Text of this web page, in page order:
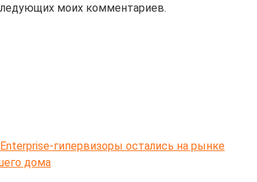
моих комментариев.
гипервизоры остались на рынке
дома